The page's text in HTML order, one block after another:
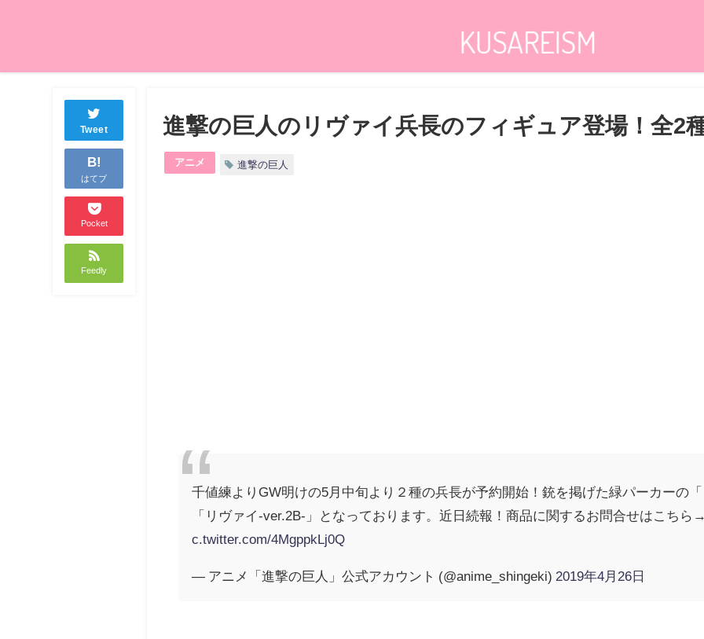
Tweet
B!
はてブ
Pocket
Feedly
進撃の巨人のリヴァイ兵長のフィギュア登場！全2
アニメ 進撃の巨人
千値練よりGW明けの5月中旬より２種の兵長が予約開始！銃を掲げた緑パーカーの
「リヴァイ-ver.2B-」となっております。近日続報！商品に関するお問合せはこち
c.twitter.com/4MgppkLj0Q
— アニメ「進撃の巨人」公式アカウント (@anime_shingeki) 2019年4月26日